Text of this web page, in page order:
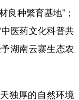
西藏
良种繁育基地”；
医药文化科普共
湖南云寨生态农
独厚的自然环境